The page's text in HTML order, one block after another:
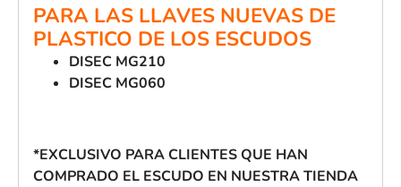
PARA LAS LLAVES NUEVAS DE
PLASTICO DE LOS ESCUDOS
DISEC MG210
DISEC MG060
*EXCLUSIVO PARA CLIENTES QUE HAN
COMPRADO EL ESCUDO EN NUESTRA TIENDA